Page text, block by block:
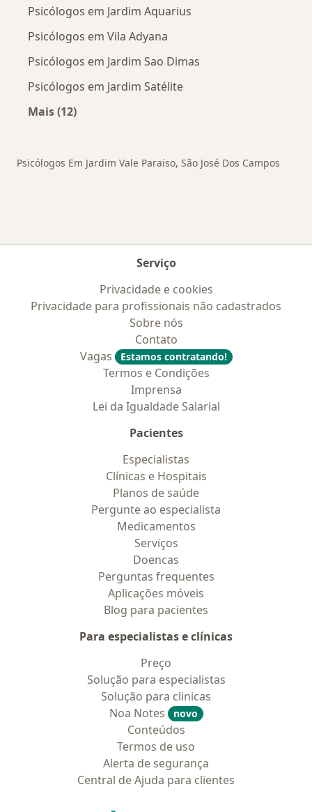
Psicólogos em Jardim Aquarius
Psicólogos em Vila Adyana
Psicólogos em Jardim Sao Dimas
Psicólogos em Jardim Satélite
Mais (12)
Psicólogos Em Jardim Vale Paraiso, São José Dos Campos
Serviço
Privacidade e cookies
Privacidade para profissionais não cadastrados
Sobre nós
Contato
Vagas
Estamos contratando!
Termos e Condições
Imprensa
Lei da Igualdade Salarial
Pacientes
Especialistas
Clínicas e Hospitais
Planos de saúde
Pergunte ao especialista
Medicamentos
Serviços
Doencas
Perguntas frequentes
Aplicações móveis
Blog para pacientes
Para especialistas e clínicas
Preço
Solução para especialistas
Solução para clinicas
Noa Notes
novo
Conteúdos
Termos de uso
Alerta de segurança
Central de Ajuda para clientes